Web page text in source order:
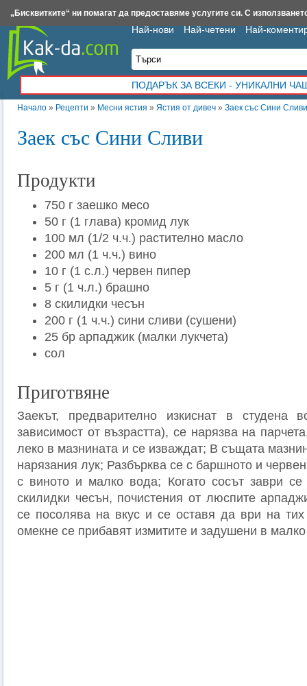
Начало » Рецепти » Месни ястия » Ястия от дивеч » Заек със Сини Сливи
Заек със Сини Сливи
Продукти
750 г заешко месо
50 г (1 глава) кромид лук
100 мл (1/2 ч.ч.) растително масло
200 мл (1 ч.ч.) вино
10 г (1 с.л.) червен пипер
5 г (1 ч.л.) брашно
8 скилидки чесън
200 г (1 ч.ч.) сини сливи (сушени)
25 бр арпаджик (малки лукчета)
сол
Приготвяне
Заекът, предварително изкиснат в
зависимост от възрастта), се нарязва на
леко в мазнината и се изваждат; В същата
нарязания лук; Разбърква се с баршното и
с виното и малко вода; Когато сосът заври се
скилидки чесън, почистения от люспите
се посолява на вкус и се оставя да ври на тих
омекне се прибавят измитите и задушени в
Най-нови Най-четени Най-
ПОДАРЪК ЗА ВСЕКИ - УНИКАЛНИ
Insert.bg Framar.bg Kak-da.com Iztochnik.com BauBau.bg NewAge.bg
„Бисквитките“ ни помагат да предоставяме услугите си. С